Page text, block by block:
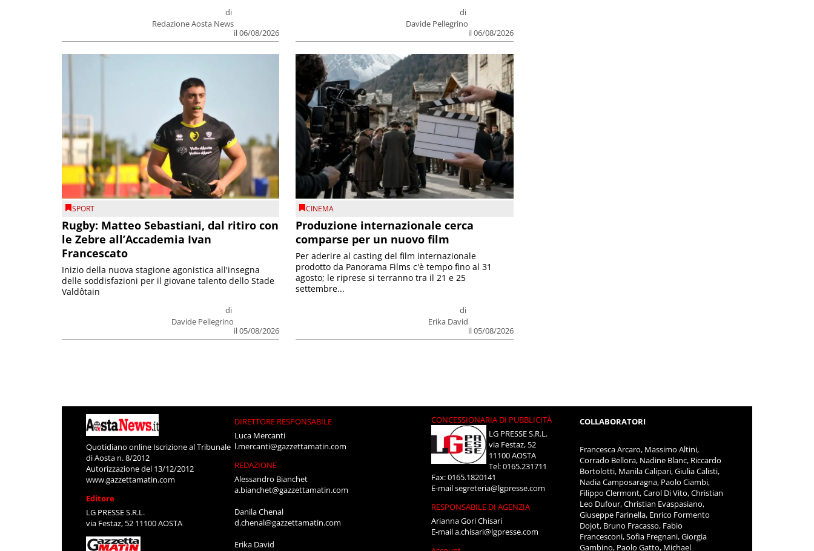
di
Redazione Aosta News
il 06/08/2026
di
Davide Pellegrino
il 06/08/2026
SPORT
Rugby: Matteo Sebastiani, dal ritiro con
le Zebre all’Accademia Ivan
Francescato
di
Davide Pellegrino
il 05/08/2026
Inizio della nuova stagione agonistica all'insegna
delle soddisfazioni per il giovane talento dello Stade
Valdôtain
CINEMA
Produzione internazionale cerca
comparse per un nuovo film
di
Erika David
il 05/08/2026
Per aderire al casting del film internazionale
prodotto da Panorama Films c'è tempo fino al 31
agosto; le riprese si terranno tra il 21 e 25
settembre...
Quotidiano online Iscrizione al Tribunale
di Aosta n. 8/2012
Autorizzazione del 13/12/2012
www.gazzettamatin.com
Editore
LG PRESSE S.R.L.
via Festaz, 52 11100 AOSTA
DIRETTORE RESPONSABILE
Luca Mercanti
l.mercanti@gazzettamatin.com
REDAZIONE
Alessandro Bianchet
a.bianchet@gazzettamatin.com
Danila Chenal
d.chenal@gazzettamatin.com
Erika David
CONCESSIONARIA DI PUBBLICITÀ
LG PRESSE S.R.L.
via Festaz, 52
11100 AOSTA
Tel: 0165.231711
Fax: 0165.1820141
E-mailsegreteria@lgpresse.com
RESPONSABILE DI AGENZIA
Arianna Gori Chisari
E-maila.chisari@lgpresse.com
COLLABORATORI
Francesca Arcaro, Massimo Altini,
Corrado Bellora, Nadine Blanc, Riccardo
Bortolotti, Manila Calipari, Giulia Calisti,
Nadia Camposaragna, Paolo Ciambi,
Filippo Clermont, Carol Di Vito, Christian
Leo Dufour, Christian Evaspasiano,
Giuseppe Farinella, Enrico Formento
Dojot, Bruno Fracasso, Fabio
Francesconi, Sofia Fregnani, Giorgia
Gambino, Paolo Gatto, Michael